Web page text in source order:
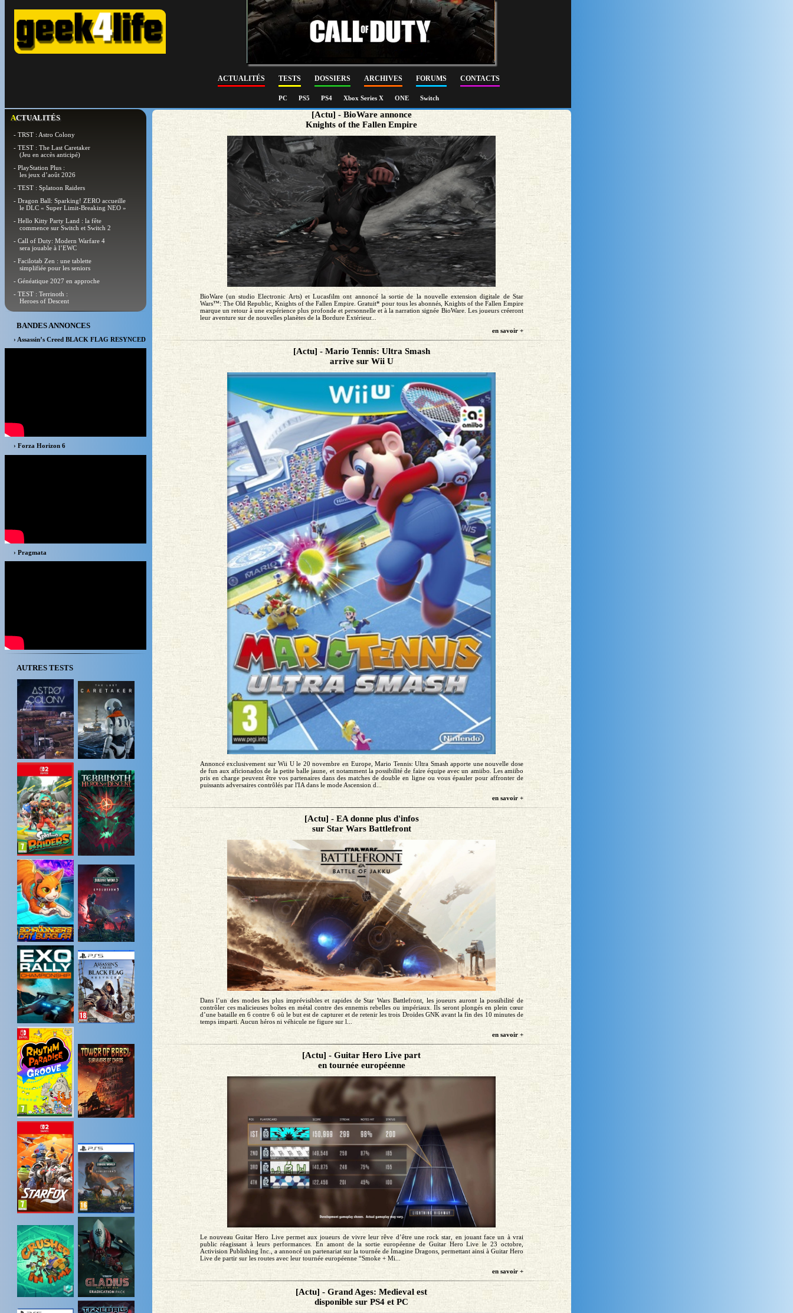
ACTUALITÉS TESTS DOSSIERS ARCHIVES FORUMS CONTACTS
PC PS5 PS4 Xbox Series X ONE Switch
ACTUALITÉS
- TRST : Astro Colony
- TEST : The Last Caretaker
(Jeu en accès anticipé)
- PlayStation Plus :
les jeux d’août 2026
- TEST : Splatoon Raiders
- Dragon Ball: Sparking! ZERO accueille
le DLC « Super Limit-Breaking NEO »
- Hello Kitty Party Land : la fête
commence sur Switch et Switch 2
- Call of Duty: Modern Warfare 4
sera jouable à l’EWC
- Facilotab Zen : une tablette
simplifiée pour les seniors
- Généatique 2027 en approche
- TEST : Terrinoth :
Heroes of Descent
BANDES ANNONCES
› Assassin’s Creed BLACK FLAG RESYNCED
› Forza Horizon 6
› Pragmata
AUTRES TESTS
[Actu] - BioWare annonce
Knights of the Fallen Empire
BioWare (un studio Electronic Arts) et Lucasfilm ont annoncé la sortie de la nouvelle extension digitale de Star
Wars™: The Old Republic, Knights of the Fallen Empire. Gratuit* pour tous les abonnés, Knights of the Fallen Empire
marque un retour à une expérience plus profonde et personnelle et à la narration signée BioWare. Les joueurs créeront
leur aventure sur de nouvelles planètes de la Bordure Extérieur...
en savoir +
[Actu] - Mario Tennis: Ultra Smash
arrive sur Wii U
Annoncé exclusivement sur Wii U le 20 novembre en Europe, Mario Tennis: Ultra Smash apporte une nouvelle dose
de fun aux aficionados de la petite balle jaune, et notamment la possibilité de faire équipe avec un amiibo. Les amiibo
pris en charge peuvent être vos partenaires dans des matches de double en ligne ou vous épauler pour affronter de
puissants adversaires contrôlés par l'IA dans le mode Ascension d...
en savoir +
[Actu] - EA donne plus d'infos
sur Star Wars Battlefront
Dans l’un des modes les plus imprévisibles et rapides de Star Wars Battlefront, les joueurs auront la possibilité de
contrôler ces malicieuses boîtes en métal contre des ennemis rebelles ou impériaux. Ils seront plongés en plein cœur
d’une bataille en 6 contre 6 où le but est de capturer et de retenir les trois Droïdes GNK avant la fin des 10 minutes de
temps imparti. Aucun héros ni véhicule ne figure sur l...
en savoir +
[Actu] - Guitar Hero Live part
en tournée européenne
Le nouveau Guitar Hero Live permet aux joueurs de vivre leur rêve d’être une rock star, en jouant face un à vrai
public réagissant à leurs performances. En amont de la sortie européenne de Guitar Hero Live le 23 octobre,
Activision Publishing Inc., a annoncé un partenariat sur la tournée de Imagine Dragons, permettant ainsi à Guitar Hero
Live de partir sur les routes avec leur tournée européenne “Smoke + Mi...
en savoir +
[Actu] - Grand Ages: Medieval est
disponible sur PS4 et PC